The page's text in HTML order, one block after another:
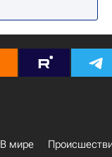
В мире